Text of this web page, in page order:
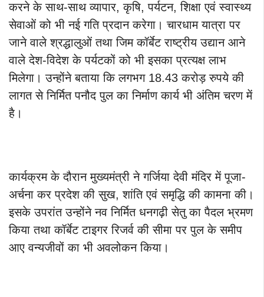
करने के साथ-साथ व्यापार, कृषि, पर्यटन, शिक्षा एवं स्वास्थ्य
सेवाओं को भी नई गति प्रदान करेगा। चारधाम यात्रा पर
जाने वाले श्रद्धालुओं तथा जिम कॉर्बेट राष्ट्रीय उद्यान आने
वाले देश-विदेश के पर्यटकों को भी इसका प्रत्यक्ष लाभ
मिलेगा। उन्होंने बताया कि लगभग 18.43 करोड़ रुपये की
लागत से निर्मित पनौद पुल का निर्माण कार्य भी अंतिम चरण में
है।
कार्यक्रम के दौरान मुख्यमंत्री ने गर्जिया देवी मंदिर में पूजा-
अर्चना कर प्रदेश की सुख, शांति एवं समृद्धि की कामना की।
इसके उपरांत उन्होंने नव निर्मित धनगढ़ी सेतु का पैदल भ्रमण
किया तथा कॉर्बेट टाइगर रिजर्व की सीमा पर पुल के समीप
आए वन्यजीवों का भी अवलोकन किया।